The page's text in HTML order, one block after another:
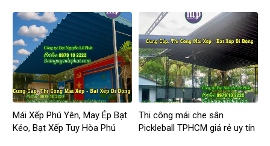
Mái Xếp Phú Yên, May Ép Bạt
Kéo, Bạt Xếp Tuy Hòa Phú
Thi công mái che sân
Pickleball TPHCM giá rẻ uy tín